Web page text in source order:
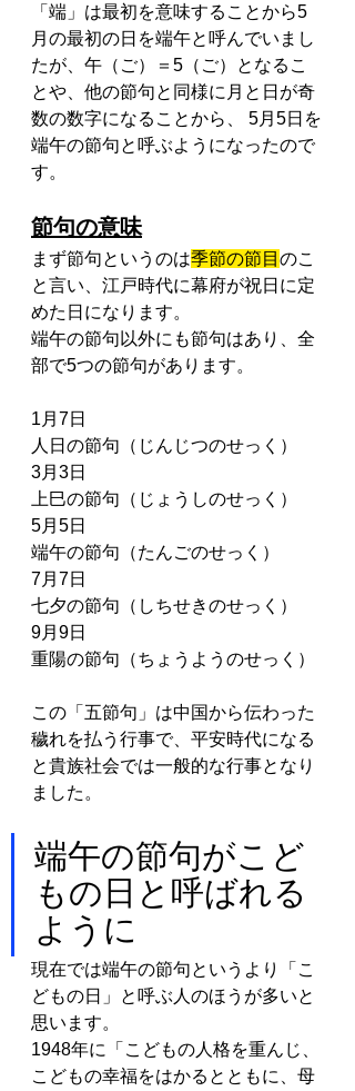
「端」は最初を意味することから5
月の最初の日を端午と呼んでいまし
たが、午（ご）＝5（ご）となるこ
とや、他の節句と同様に月と日が奇
数の数字になることから、 5月5日を
端午の節句と呼ぶようになったので
す。
節句の意味
まず節句というのは季節の節目 のこ
と言い、江戸時代に幕府が祝日に定
めた日になります。
端午の節句以外にも節句はあり、全
部で5つの節句があります。
1月7日
人日の節句（じんじつのせっく）
3月3日
上巳の節句（じょうしのせっく）
5月5日
端午の節句（たんごのせっく）
7月7日
七夕の節句（しちせきのせっく）
9月9日
重陽の節句（ちょうようのせっく）
この「五節句」は中国から伝わった
穢れを払う行事で、平安時代になる
と貴族社会では一般的な行事となり
ました。
端午の節句がこど
もの日と呼ばれる
ように
現在では端午の節句というより「こ
どもの日」と呼ぶ人のほうが多いと
思います。
1948年に「こどもの人格を重んじ、
こどもの幸福をはかるとともに、母